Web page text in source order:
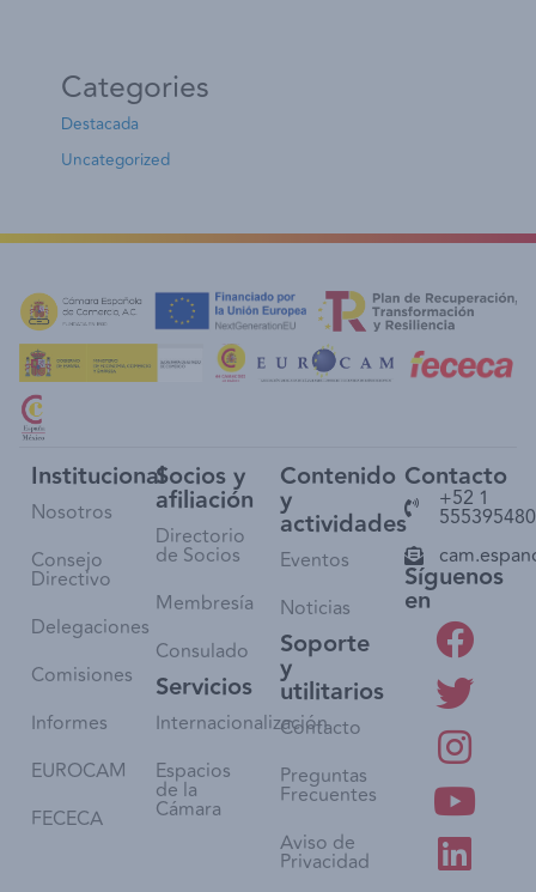
Categories
Destacada
Uncategorized
Institucional
Nosotros
Consejo
Directivo
Delegaciones
Comisiones
Informes
EUROCAM
FECECA
Socios y
afiliación
Directorio
de Socios
Membresía
Consulado
Servicios
Internacionalización
Espacios
de la
Cámara
Contenido
y
actividades
Eventos
Noticias
Soporte
y
utilitarios
Contacto
Preguntas
Frecuentes
Aviso de
Privacidad
Contacto
+52 1
Síguenos
en